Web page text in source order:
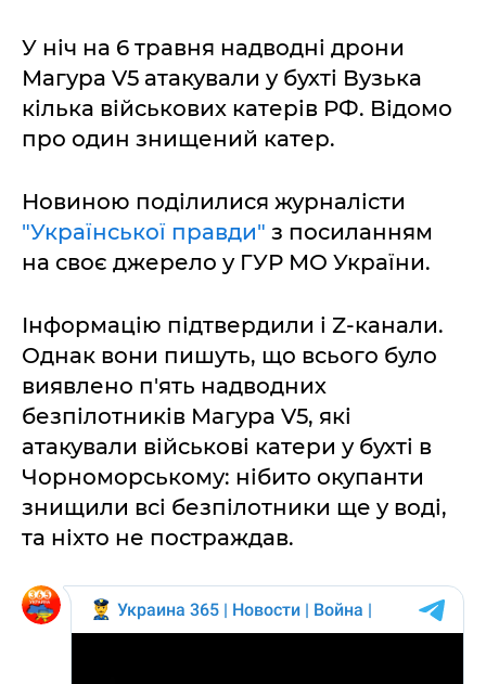
У ніч на 6 травня надводні дрони
Магура V5 атакували у бухті Вузька
кілька військових катерів РФ. Відомо
про один знищений катер.
Новиною поділилися журналісти
"Української правди" з посиланням
на своє джерело у ГУР МО України.
Інформацію підтвердили і Z-канали.
Однак вони пишуть, що всього було
виявлено п'ять надводних
безпілотників Магура V5, які
атакували військові катери у бухті в
Чорноморському: нібито окупанти
знищили всі безпілотники ще у воді,
та ніхто не постраждав.